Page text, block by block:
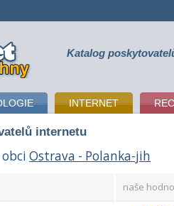
Katalog
INTERNET
internetu
Ostrava - Polanka-jih
naše